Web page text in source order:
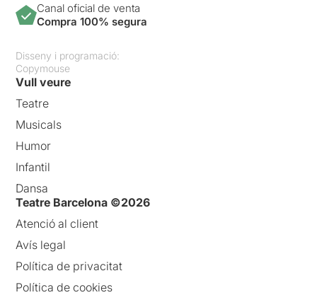
Canal oficial de venta
Compra 100% segura
Disseny i programació:
Copymouse
Vull veure
Teatre
Musicals
Humor
Infantil
Dansa
Teatre Barcelona ©2026
Atenció al client
Avís legal
Política de privacitat
Política de cookies